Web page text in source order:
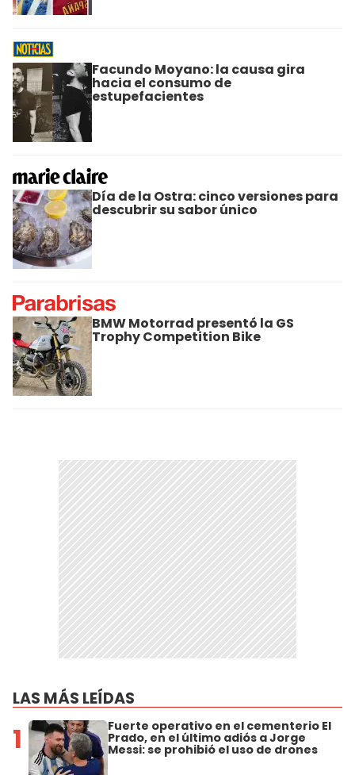
Facundo Moyano: la causa gira
hacia el consumo de
estupefacientes
Día de la Ostra: cinco versiones para
descubrir su sabor único
BMW Motorrad presentó la GS
Trophy Competition Bike
LAS MÁS LEÍDAS
1 Fuerte operativo en el cementerio El
Prado, en el último adiós a Jorge
Messi: se prohibió el uso de drones